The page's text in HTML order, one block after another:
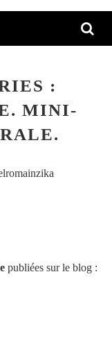
:
MINI-
publiées sur le blog :